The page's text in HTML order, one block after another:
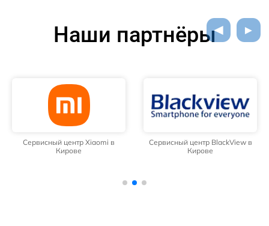
Наши партнёры
Сервисный центр Xiaomi в
Кирове
Сервисный центр BlackView в
Кирове